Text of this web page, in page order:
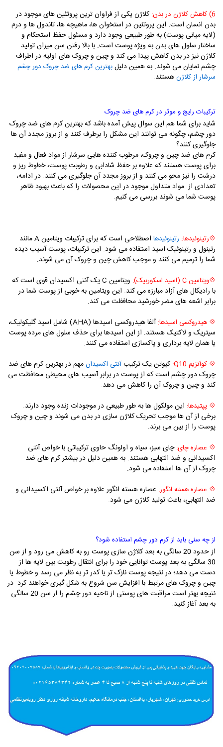
6) کاهش کلاژن در بدن:
کلاژن یکی از فراوان ترین پروتئین های موجود در
بدن انسان است. این پروتئین در استخوان ها، ماهیچه ها، تاندول ها و درم
(لایه میانی پوست) به طور طبیعی وجود دارد و مسئول حفظ استحکام و
ساختار سلول های بدن به ویژه پوست است. با بالا رفتن سن میزان تولید
کلاژن نیز در بدن کاهش پیدا می کند و چین و چروک های اولیه در اطراف
چشم نمایان می شوند. به همین دلیلبهترین کرم های ضد چروک دور چشم
سرشار از کلاژنهستند.
ترکیبات رایج و موثر در کرم های ضد چروک
شاید برای شما هم این سوال پیش آمده باشد که بهترین کرم های ضد چروک
دور چشم، چگونه می توانند این مشکل را برطرف کنند و از بروز مجدد آن ها
جلوگیری کنند؟
کرم های ضد چین و چروک، مرطوب کننده هایی سرشار از مواد فعال و مفید
برای پوست هستند که علاوه بر حفظ شادابی و رطوبت پوست، خطوط ریز و
درشت را نیز محو می کنند و از بروز مجدد آن جلوگیری می کنند. در ادامه،
تعدادی از مواد متداول موجود در این محصولات را که باعث بهبود ظاهر
پوست شما می شوند بررسی می کنیم.
💠رتینوئیدها: رتینوئیدها اصطلاحی است که برای ترکیبات ویتامینAمانند
رتینول و رتینوئیک اسید استفاده می شود. این ترکیبات، پوست آسیب دیده
شما را ترمیم می کنند و موجب کاهش چین و چروک آن می شوند.
💠ویتامینC (اسید اسکوربیک): ویتامین Cیک آنتی اکسیدان قوی است که
با رادیکال های آزاد مبارزه می کند. این ویتامین به خوبی از پوست شما در
برابر اشعه های مضر خورشید محافظت می کند.
💠 هیدروکسی اسیدها:آلفا هیدروکسی اسیدها (AHA) شامل اسید گلیکولیک،
سیتریک و لاکتیک هستند. از این اسیدها برای حذف سلول های مرده پوست
یا همان لایه برداری و پاکسازی استفاده می کنند.
💠 کوآنزیم Q10
: کیوتن یک ترکیبآنتی اکسیدانمهم در بهترین کرم های ضد
چروک دور چشم است که از پوست در برابر آسیب های محیطی محافظت می
کند و چین و چروک آن را کاهش می دهد.
💠 پپتیدها: این مولکول ها به طور طبیعی در موجودات زنده وجود دارند.
برخی از آن ها موجب تحریک کلاژن سازی در بدن می شوند و چین و چروک
پوست را از بین می برند.
💠 عصاره چای:چای سبز، سیاه و اولونگ حاوی ترکیباتی با خواص آنتی
اکسیدانی و ضد التهابی هستند. به همین دلیل در بیشتر کرم های ضد
چروک از آن ها استفاده می شود.
💠 عصاره هسته انگور: عصاره هسته انگور علاوه بر خواص آنتی اکسیدانی و
ضد التهابی، باعث تولید کلاژن می شود.
از چه سنی باید از کرم دور چشم استفاده شود؟
از حدود 20 سالگی به بعد کلاژن سازی پوست رو به کاهش می رود و از سن
30 سالگی به بعد
پوست توانایی خود را برای انتقال رطوبت بین لایه ها از
دست می دهد؛ در نتیجه پوست نازک تر یا کدر تر به نظر می رسد و خطوط یا
چین و چروک های مرتبط با افزایش سن شروع به شکل گیری خواهند کرد. در
نتیجه بهتر است مراقبت های پوستی از ناحیه دور چشم را از سن 20 سالگی
به بعد آغاز کنید.